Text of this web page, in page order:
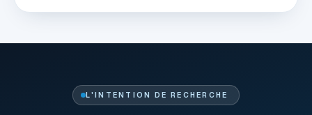
L'INTENTION DE RECHERCHE